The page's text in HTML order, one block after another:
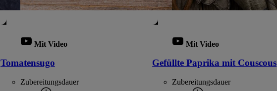
Mit Video
Tomatensugo
Zubereitungsdauer
Mit Video
Gefüllte Paprika mit Couscous
Zubereitungsdauer